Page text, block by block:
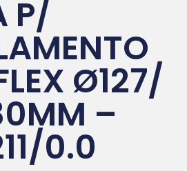
P/
Ø127/
–
0.0